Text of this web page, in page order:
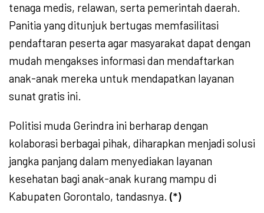
tenaga medis, relawan, serta pemerintah daerah.
Panitia yang ditunjuk bertugas memfasilitasi
pendaftaran peserta agar masyarakat dapat dengan
mudah mengakses informasi dan mendaftarkan
anak-anak mereka untuk mendapatkan layanan
sunat gratis ini.
Politisi muda Gerindra ini berharap dengan
kolaborasi berbagai pihak, diharapkan menjadi solusi
jangka panjang dalam menyediakan layanan
kesehatan bagi anak-anak kurang mampu di
Kabupaten Gorontalo, tandasnya. (*)